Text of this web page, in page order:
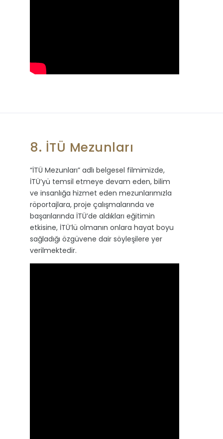
8. İTÜ Mezunları
“İTÜ Mezunları” adlı belgesel filmimizde,
İTÜ’yü temsil etmeye devam eden, bilim
ve insanlığa hizmet eden mezunlarımızla
röportajlara, proje çalışmalarında ve
başarılarında İTÜ’de aldıkları eğitimin
etkisine, İTÜ’lü olmanın onlara hayat boyu
sağladığı özgüvene dair söyleşilere yer
verilmektedir.